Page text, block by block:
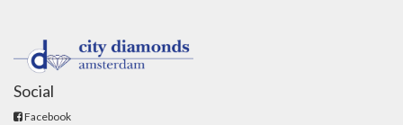
Social
Facebook